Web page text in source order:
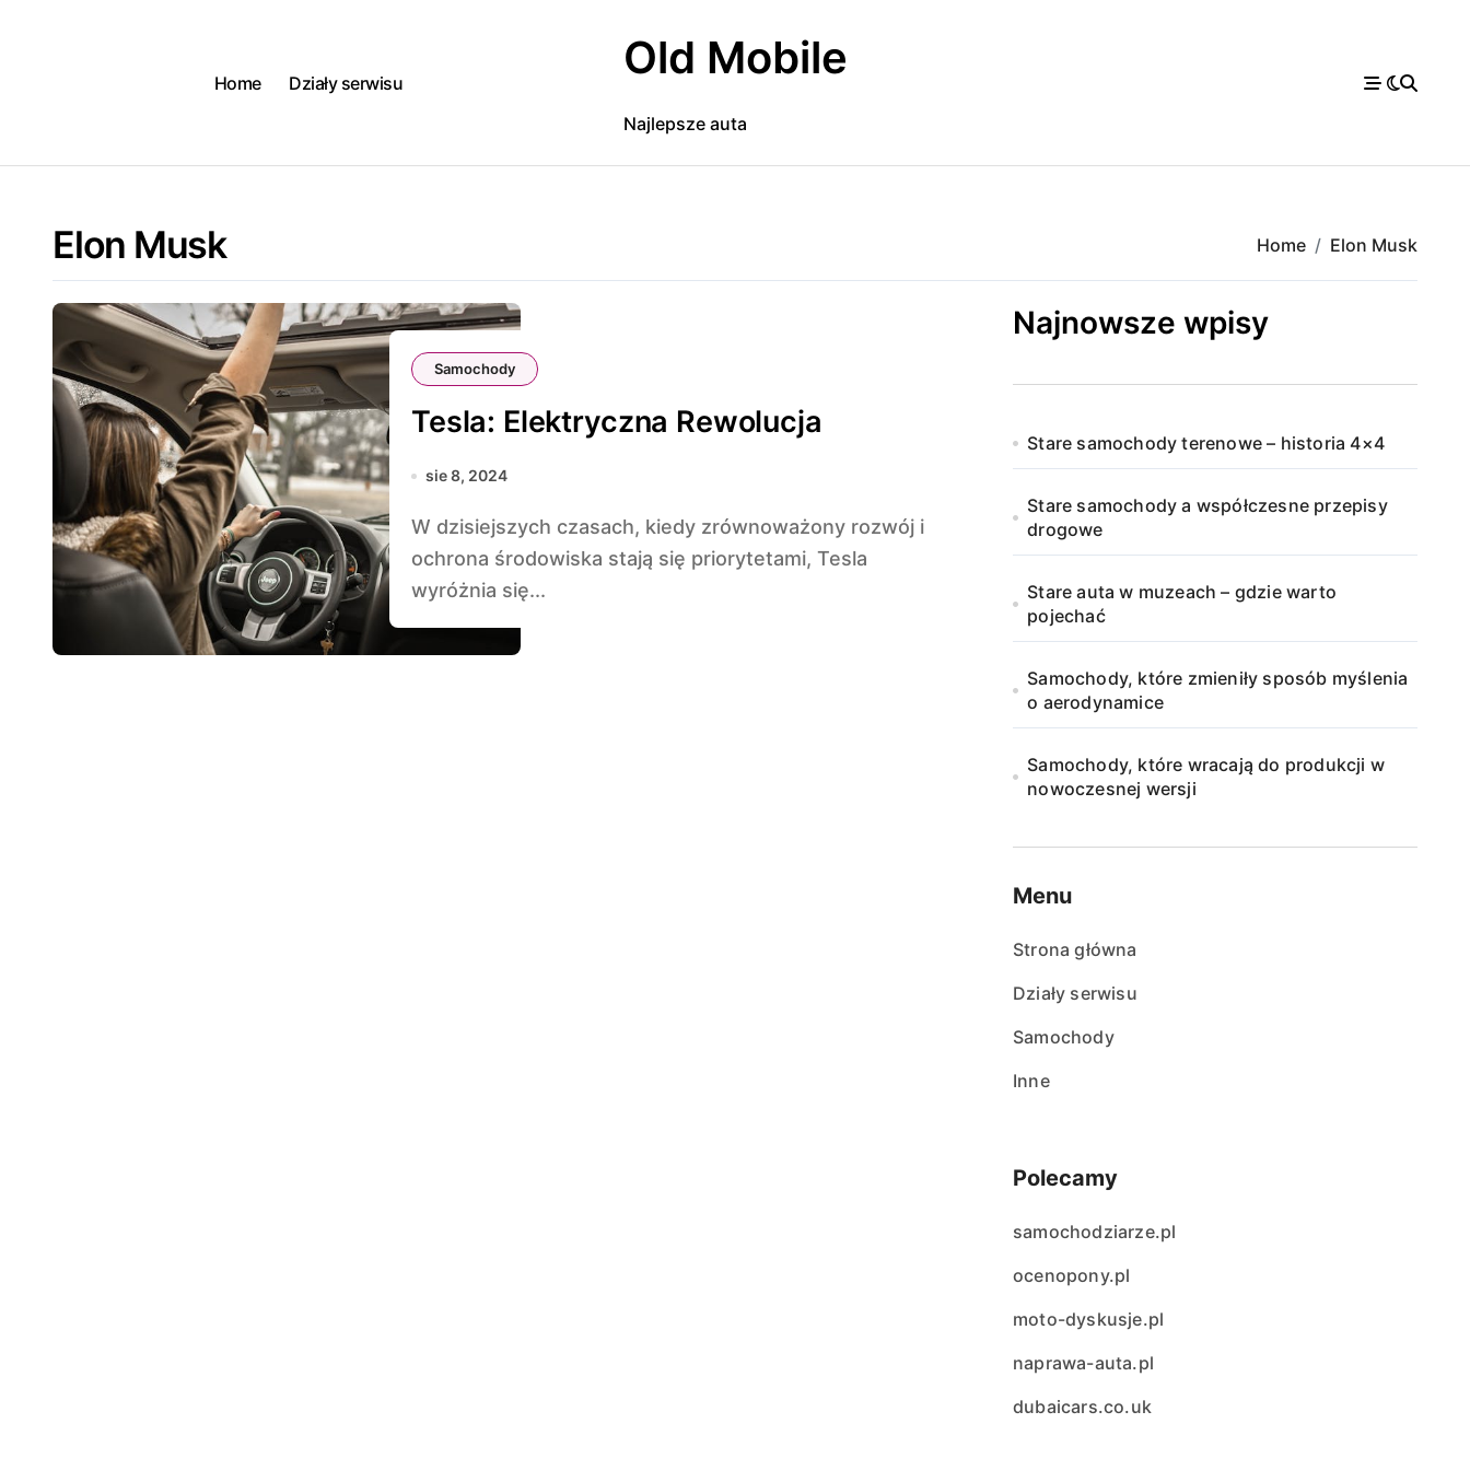
Home
Działy serwisu Old Mobile
Najlepsze auta
Elon Musk Home Elon Musk
Samochody
Tesla: Elektryczna Rewolucja
sie 8, 2024
W dzisiejszych czasach, kiedy zrównoważony rozwój i
ochrona środowiska stają się priorytetami, Tesla
wyróżnia się...
Najnowsze wpisy
Stare samochody terenowe – historia 4×4
Stare samochody a współczesne przepisy
drogowe
Stare auta w muzeach – gdzie warto
pojechać
Samochody, które zmieniły sposób myślenia
o aerodynamice
Samochody, które wracają do produkcji w
nowoczesnej wersji
Menu
Strona główna
Działy serwisu
Samochody
Inne
Polecamy
samochodziarze.pl
ocenopony.pl
moto-dyskusje.pl
naprawa-auta.pl
dubaicars.co.uk